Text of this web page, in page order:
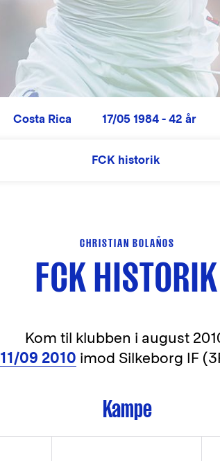
Costa Rica 17/05 1984 - 42 år
FCK historik
CHRISTIAN BOLAÑOS
FCK HISTORIK
Kom til klubben i august
11/09 2010 imod Silkeborg IF
Kampe